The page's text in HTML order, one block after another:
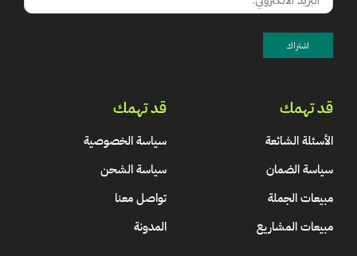
قد تهمك
الأسئلة الشائعة
سياسة الضمان
مبيعات الجملة
مبيعات المشاريع
قد تهمك
سياسة الخصوصية
سياسة الشحن
تواصل معنا
المدونة